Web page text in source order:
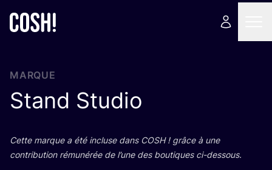
MARQUE
Stand Studio
Cette marque a été incluse dans COSH! grâce à une
contri­bu­tion rému­né­rée de l’une des bou­tiques ci-dessous.